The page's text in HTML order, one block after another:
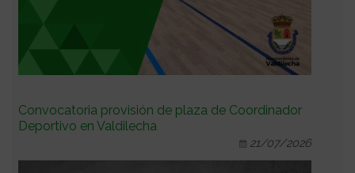
Convocatoria provisión de plaza de Coordinador
Deportivo en Valdilecha
21/07/2026